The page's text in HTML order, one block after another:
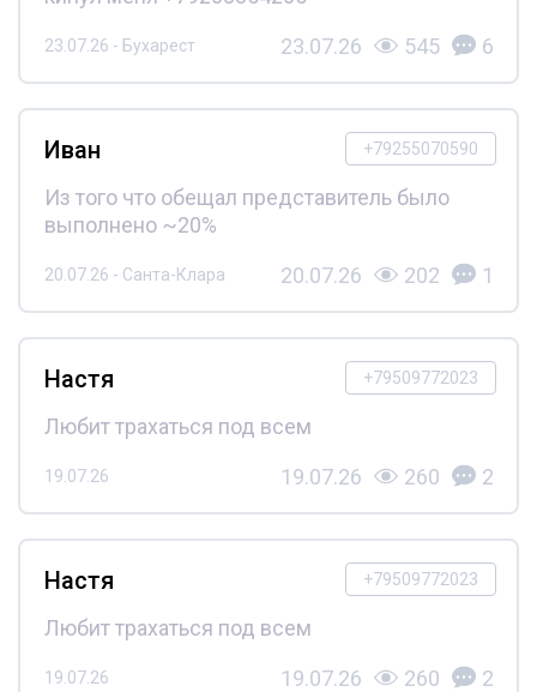
23.07.26 - Бухарест 23.07.26 545 6
+79255070590
Иван
Из того что обещал представитель было
выполнено ~20%
20.07.26 - Санта-Клара 20.07.26 202 1
+79509772023
Настя
Любит трахаться под всем
19.07.26 19.07.26 260 2
+79509772023
Настя
Любит трахаться под всем
19.07.26 19.07.26 260 2